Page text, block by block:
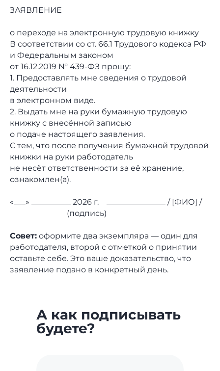
ЗАЯВЛЕНИЕ
о переходе на электронную трудовую книжку
В соответствии со ст. 66.1 Трудового кодекса РФ
и Федеральным законом
от 16.12.2019 № 439-ФЗ прошу:
1. Предоставлять мне сведения о трудовой
деятельности
в электронном виде.
2. Выдать мне на руки бумажную трудовую
книжку с внесённой записью
о подаче настоящего заявления.
С тем, что после получения бумажной трудовой
книжки на руки работодатель
не несёт ответственности за её хранение,
ознакомлен(а).
«___» __________ 2026 г. _______________ / [ФИО] /
(подпись)
Совет: оформите два экземпляра — один для
работодателя, второй с отметкой о принятии
оставьте себе. Это ваше доказательство, что
заявление подано в конкретный день.
А как подписывать
будете?